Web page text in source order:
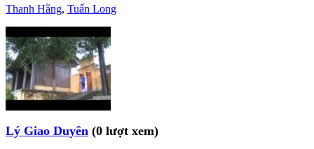
Thanh Hằng, Tuấn Long
Lý Giao Duyên (0 lượt xem)